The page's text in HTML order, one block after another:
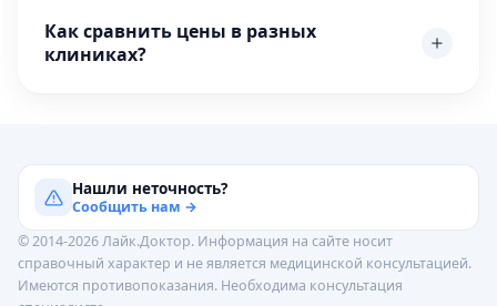
Как сравнить цены в разных
клиниках?
Нашли неточность?
Сообщить нам →
© 2014-2026 Лайк.Доктор. Информация на сайте носит
справочный характер и не является медицинской консультацией.
Имеются противопоказания. Необходима консультация